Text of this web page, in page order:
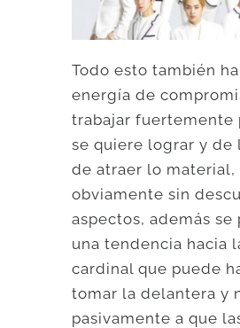
Todo esto también
energía de
trabajar fuertemente
se quiere lograr y de
de atraer lo material,
obviamente sin
aspectos, además se
una tendencia hacia
cardinal que puede
tomar la delantera y
pasivamente a que